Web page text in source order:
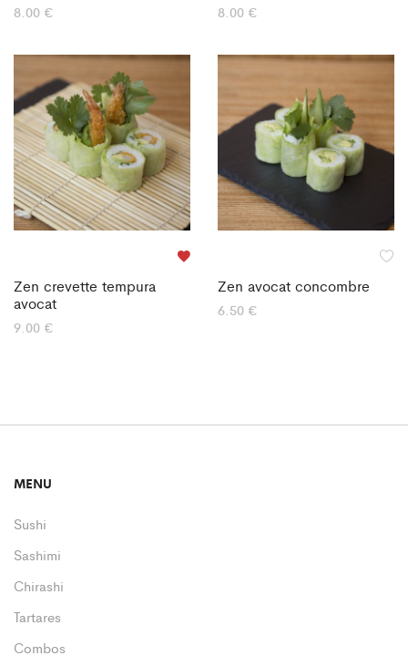
8.00 € 8.00 €
Zen crevette tempura
avocat
9.00 €
Zen avocat concombre
6.50 €
MENU
Sushi
Sashimi
Chirashi
Tartares
Combos